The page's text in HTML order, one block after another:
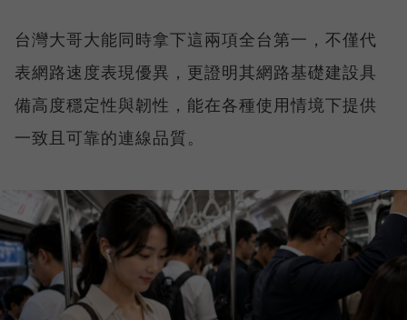
台灣大哥大能同時拿下這兩項全台第一，不僅代
表網路速度表現優異，更證明其網路基礎建設具
備高度穩定性與韌性，能在各種使用情境下提供
一致且可靠的連線品質。